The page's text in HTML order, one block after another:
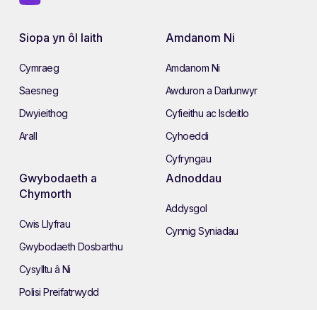
Siopa yn ôl Iaith
Cymraeg
Saesneg
Dwyieithog
Arall
Amdanom Ni
Amdanom Ni
Awduron a Darlunwyr
Cyfieithu ac Isdeitlo
Cyhoeddi
Cyfryngau
Gwybodaeth a
Chymorth
Cwis Llyfrau
Gwybodaeth Dosbarthu
Cysylltu â Ni
Polisi Preifatrwydd
Adnoddau
Addysgol
Cynnig Syniadau